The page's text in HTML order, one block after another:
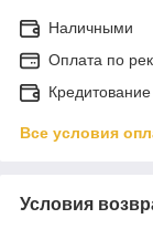
Наличными
Оплата по
Кредитование
Все условия
Условия